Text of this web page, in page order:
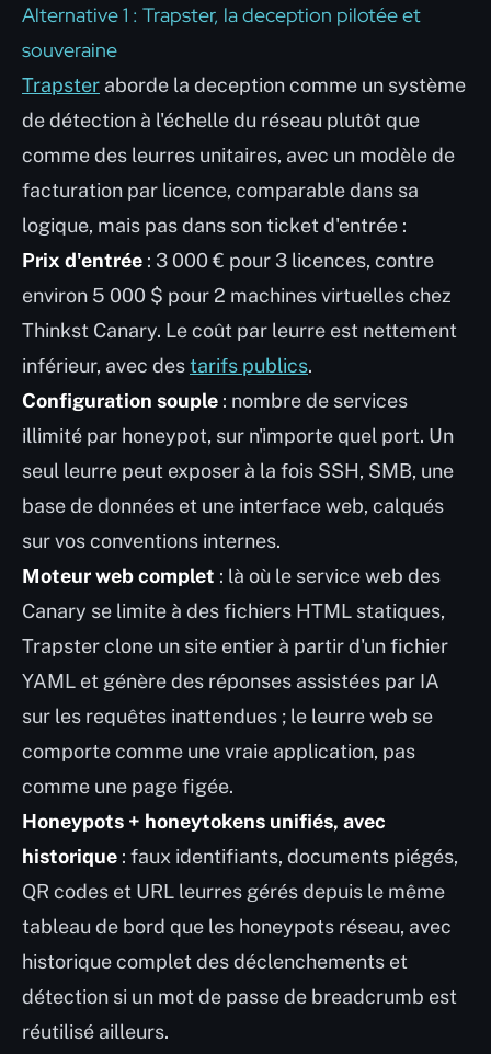
Alternative 1 : Trapster, la deception pilotée et
souveraine
Trapster aborde la deception comme un système
de détection à l'échelle du réseau plutôt que
comme des leurres unitaires, avec un modèle de
facturation par licence, comparable dans sa
logique, mais pas dans son ticket d'entrée :
Prix d'entrée : 3 000 € pour 3 licences, contre
environ 5 000 $ pour 2 machines virtuelles chez
Thinkst Canary. Le coût par leurre est nettement
inférieur, avec destarifs publics.
Configuration souple : nombre de services
illimité par honeypot, sur n'importe quel port. Un
seul leurre peut exposer à la fois SSH, SMB, une
base de données et une interface web, calqués
sur vos conventions internes.
Moteur web complet : là où le service web des
Canary se limite à des fichiers HTML statiques,
Trapster clone un site entier à partir d'un fichier
YAML et génère des réponses assistées par IA
sur les requêtes inattendues ; le leurre web se
comporte comme une vraie application, pas
comme une page figée.
Honeypots + honeytokens unifiés, avec
historique : faux identifiants, documents piégés,
QR codes et URL leurres gérés depuis le même
tableau de bord que les honeypots réseau, avec
historique complet des déclenchements et
détection si un mot de passe de breadcrumb est
réutilisé ailleurs.